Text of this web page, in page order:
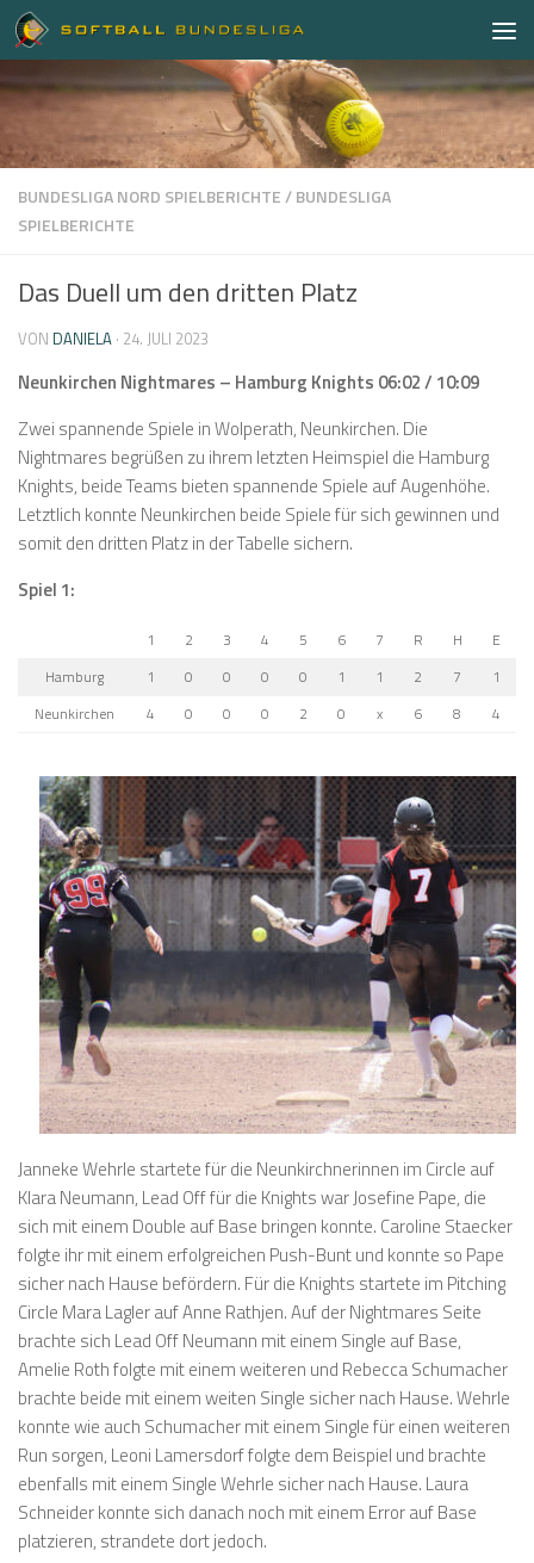
Zum Inhalt springen
BUNDESLIGA NORD SPIELBERICHTE/BUNDESLIGA
SPIELBERICHTE
Das Duell um den dritten Platz
VON DANIELA · 24. JULI 2023
Neunkirchen Nightmares – Hamburg Knights 06:02 / 10:09
Zwei spannende Spiele in Wolperath, Neunkirchen. Die
Nightmares begrüßen zu ihrem letzten Heimspiel die Hamburg
Knights, beide Teams bieten spannende Spiele auf Augenhöhe.
Letztlich konnte Neunkirchen beide Spiele für sich gewinnen und
somit den dritten Platz in der Tabelle sichern.
Spiel 1:
1 2 3 4 5 6 7 R H
E
Hamburg
1 0 0 0 0 1 1 2 7
1
Neunkirchen
4 0 0 0 2 0 x 6 8 4
Janneke Wehrle startete für die Neunkirchnerinnen im Circle auf
Klara Neumann, Lead Off für die Knights war Josefine Pape, die
sich mit einem Double auf Base bringen konnte. Caroline Staecker
folgte ihr mit einem erfolgreichen Push-Bunt und konnte so Pape
sicher nach Hause befördern. Für die Knights startete im Pitching
Circle Mara Lagler auf Anne Rathjen. Auf der Nightmares Seite
brachte sich Lead Off Neumann mit einem Single auf Base,
Amelie Roth folgte mit einem weiteren und Rebecca Schumacher
brachte beide mit einem weiten Single sicher nach Hause. Wehrle
konnte wie auch Schumacher mit einem Single für einen weiteren
Run sorgen, Leoni Lamersdorf folgte dem Beispiel und brachte
ebenfalls mit einem Single Wehrle sicher nach Hause. Laura
Schneider konnte sich danach noch mit einem Error auf Base
platzieren, strandete dort jedoch.